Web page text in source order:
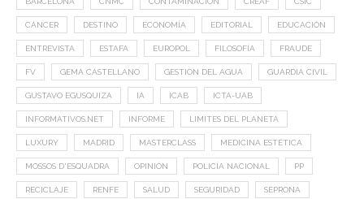
CÁNCER DESTINO ECONOMÍA EDITORIAL EDUCACIÓN
ENTREVISTA ESTAFA EUROPOL FILOSOFÍA FRAUDE
FV GEMA CASTELLANO GESTION DEL AGUA GUARDIA CIVIL
GUSTAVO EGUSQUIZA IA ICAB ICTA-UAB
INFORMATIVOS.NET INFORME LIMITES DEL PLANETA
LUXURY MADRID MASTERCLASS MEDICINA ESTÉTICA
MOSSOS D'ESQUADRA OPINIÓN POLICÍA NACIONAL PP
RECICLAJE RENFE SALUD SEGURIDAD SEPRONA